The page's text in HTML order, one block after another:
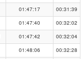
01:47:17
00:31:39
01:47:40
00:32:02
01:47:42
00:32:04
01:48:06
00:32:28